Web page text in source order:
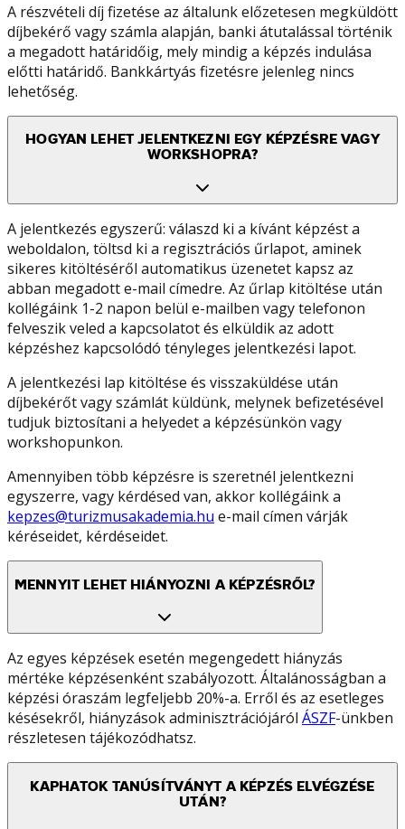
A részvételi díj fizetése az általunk előzetesen megküldött
díjbekérő vagy számla alapján, banki átutalással történik
a megadott határidőig, mely mindig a képzés indulása
előtti határidő. Bankkártyás fizetésre jelenleg nincs
lehetőség.
HOGYAN LEHET JELENTKEZNI EGY KÉPZÉSRE VAGY
WORKSHOPRA?
A jelentkezés egyszerű: válaszd ki a kívánt képzést a
weboldalon, töltsd ki a regisztrációs űrlapot, aminek
sikeres kitöltéséről automatikus üzenetet kapsz az
abban megadott e-mail címedre. Az űrlap kitöltése után
kollégáink 1-2 napon belül e-mailben vagy telefonon
felveszik veled a kapcsolatot és elküldik az adott
képzéshez kapcsolódó tényleges jelentkezési lapot.
A jelentkezési lap kitöltése és visszaküldése után
díjbekérőt vagy számlát küldünk, melynek befizetésével
tudjuk biztosítani a helyedet a képzésünkön vagy
workshopunkon.
Amennyiben több képzésre is szeretnél jelentkezni
egyszerre, vagy kérdésed van, akkor kollégáink a
kepzes@turizmusakademia.hu e-mail címen várják
kéréseidet, kérdéseidet.
MENNYIT LEHET HIÁNYOZNI A KÉPZÉSRŐL?
Az egyes képzések esetén megengedett hiányzás
mértéke képzésenként szabályozott. Általánosságban a
képzési óraszám legfeljebb 20%-a. Erről és az esetleges
késésekről, hiányzások adminisztrációjáról ÁSZF-ünkben
részletesen tájékozódhatsz.
KAPHATOK TANÚSÍTVÁNYT A KÉPZÉS ELVÉGZÉSE
UTÁN?